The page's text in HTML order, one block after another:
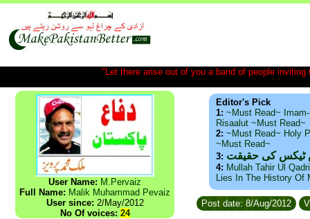
"Let there arise out of you a band of people
User Name: M.Pervaiz
Full Name: Malik Muhammad Pevaiz
User since: 2/May/2012
No Of voices: 24
Editor's Pick
1: ~Must Read~
Risaalut ~Must Read~
2: ~Must Read~ Holy
~Must Read~
3: ٹیکس کی حقیقت
4: Mullah Tahir Ul
Lies In The History Of
Post date: 8/Aug/2012